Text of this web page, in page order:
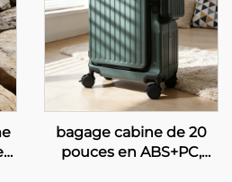
bagage cabine de 20
pouces en ABS+PC,